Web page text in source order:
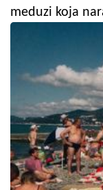
meduzi koja